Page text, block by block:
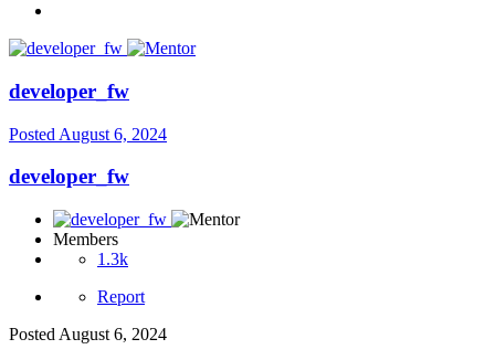
developer_fw
Posted August 6, 2024
developer_fw
Members
1.3k
Report
Posted August 6, 2024